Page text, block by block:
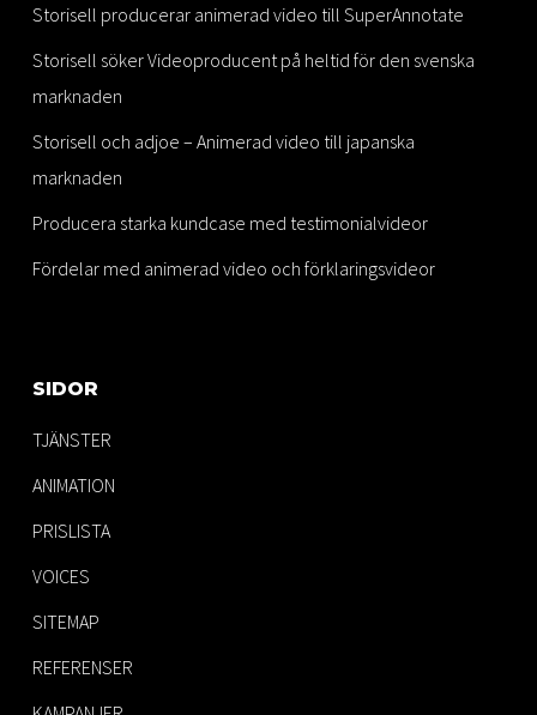
Storisell producerar animerad video till SuperAnnotate
Storisell söker Videoproducent på heltid för den svenska
marknaden
Storisell och adjoe – Animerad video till japanska
marknaden
Producera starka kundcase med testimonialvideor
Fördelar med animerad video och förklaringsvideor
SIDOR
TJÄNSTER
ANIMATION
PRISLISTA
VOICES
SITEMAP
REFERENSER